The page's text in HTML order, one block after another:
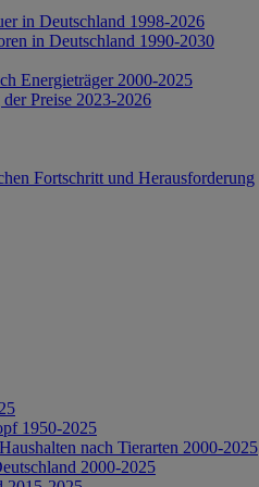
in Deutschland 1998-2026
in Deutschland 1990-2030
Energieträger 2000-2025
Preise 2023-2026
Fortschritt und Herausforderung
1950-2025
nach Tierarten 2000-2025
2000-2025